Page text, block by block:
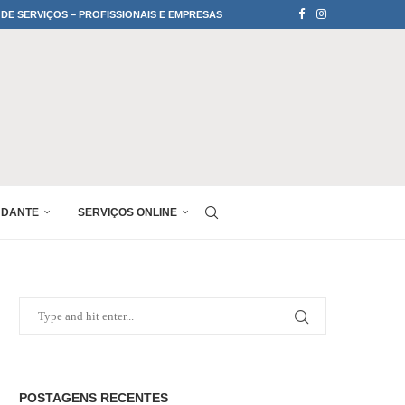
SERVIÇOS – PROFISSIONAIS E EMPRESAS
SERVIÇOS ONLINE
POSTAGENS RECENTES